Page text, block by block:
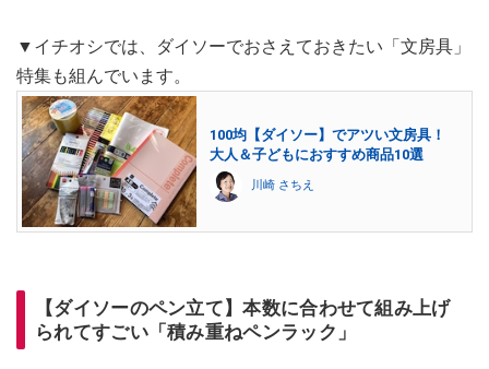
▼イチオシでは、ダイソーでおさえておきたい「文房具」
特集も組んでいます。
100均【ダイソー】でアツい文房具！
大人＆子どもにおすすめ商品10選
川崎 さちえ
【ダイソーのペン立て】本数に合わせて組み上げ
られてすごい「積み重ねペンラック」